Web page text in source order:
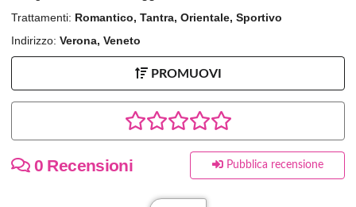
Trattamenti: Romantico, Tantra, Orientale, Sportivo
Indirizzo: Verona, Veneto
PROMUOVI
0 Recensioni Pubblica recensione